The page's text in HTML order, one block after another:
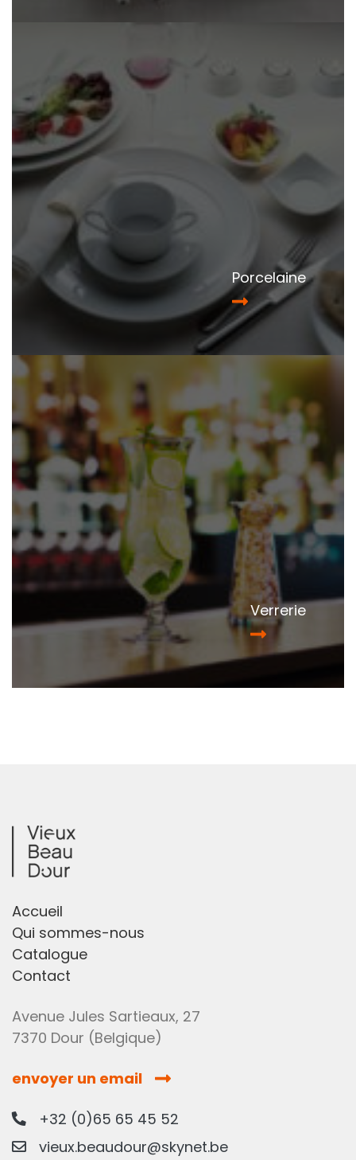
Porcelaine
Verrerie
Accueil
Qui sommes-nous
Catalogue
Contact
Avenue Jules Sartieaux, 27
7370 Dour (Belgique)
envoyer un email
+32 (0)65 65 45 52
vieux.beaudour@skynet.be